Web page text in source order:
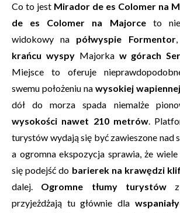
Co to jest Mirador de es Colomer na
de es Colomer na Majorceto
widokowy na półwyspie Formentor,
krańcu wyspyMajorka w górach
Miejsce to oferuje
swemu położeniu na wysokiej
dół do morza spada niemalże
wysokości nawet 210 metrów.
turystów wydają się być zawieszone nad
a ogromna ekspozycja sprawia, że
się podejść do barierek na krawędzi
dalej. Ogromne tłumy turystów z
przyjeżdżają tu głównie dla